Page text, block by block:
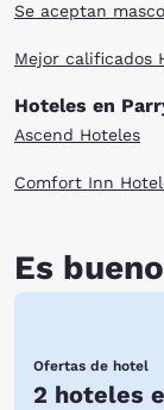
Se aceptan
Mejor calificados
Hoteles en
Ascend Hoteles
Comfort Inn
Es
Ofertas de hotel
2 hoteles